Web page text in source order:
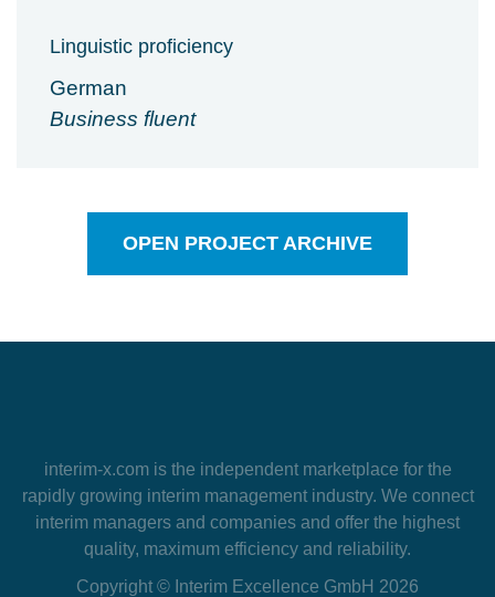
Linguistic proficiency
German
Business fluent
OPEN PROJECT ARCHIVE
interim-x.comis the independent marketplace for the
rapidly growing interim management industry. We connect
interim managers and companies and offer the highest
quality, maximum efficiency and reliability.
Copyright © Interim Excellence GmbH 2026